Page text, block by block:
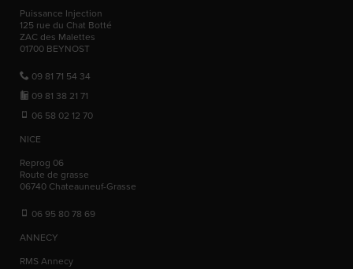
Puissance Injection
125 rue du Chat Botté
ZAC des Malettes
01700 BEYNOST
09 81 71 54 34
09 81 38 21 71
06 58 02 12 70
NICE
Reprog 06
Route de grasse
06740 Chateauneuf-Grasse
06 95 80 78 69
ANNECY
RMS Annecy